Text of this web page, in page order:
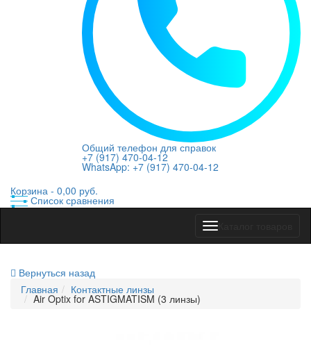
Общий телефон для справок
+7 (917) 470-04-12
WhatsApp: +7 (917) 470-04-12
Корзина - 0,00 руб.
Список сравнения
Показать
меню
Вернуться назад
Главная
Контактные линзы
Air Optix for ASTIGMATISM (3 линзы)